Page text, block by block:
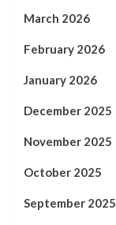
March 2026
February 2026
January 2026
December 2025
November 2025
October 2025
September 2025